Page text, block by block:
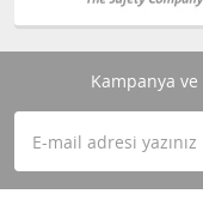
Kampanya